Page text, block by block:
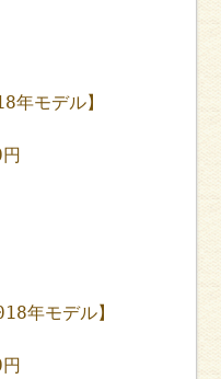
モデル】
年モデル】